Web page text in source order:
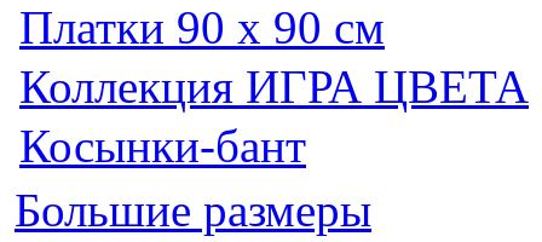
Платки 90 х 90 см
Коллекция ИГРА ЦВЕТА
Косынки-бант
Большие размеры